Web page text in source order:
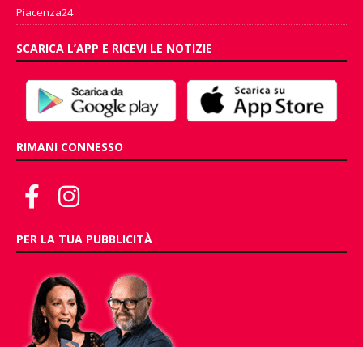
Piacenza24
SCARICA L’APP E RICEVI LE NOTIZIE
RIMANI CONNESSO
PER LA TUA PUBBLICITÀ